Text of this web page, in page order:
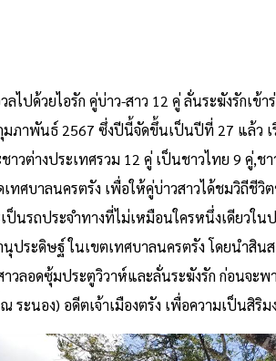
ปด้วยไอรัก คู่บ่าว-สาว 12 คู่ ลั่นระฆังรักเข้
ภาพันธ์ 2567 ซึ่งปีนี้จัดขึ้นเป็นปีที่ 27 แล้ว
วต่างประเทศรวม 12 คู่ เป็นชาวไทย 9 คู่,ช
ศบาลนครตรัง เพื่อให้คู่บ่าวสาวได้ชมวิถีชีวิต
นรถประจำทางที่ไม่เหมือนใครหนึ่งเดียวใ
ระดิษฐ์ ในเขตเทศบาลนครตรัง โดยนำสิ
วลอดซุ้มประตูวิวาห์และลั่นระฆังรัก ก่อนจะพ
ะนอง) อดีตเจ้าเมืองตรัง เพื่อความเป็นสิริม